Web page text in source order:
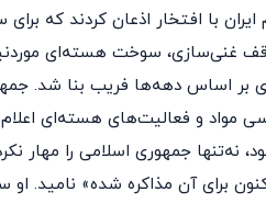
غنی‌سازی، سوخت هسته‌ای موردنیاز
بر اساس دهه‌ها فریب بنا شد.
مواد و فعالیت‌های هسته‌ای
جمهوری اسلامی را مهار